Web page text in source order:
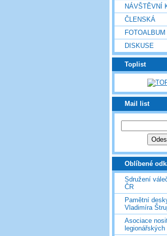
NÁVŠTĚVNÍ
ČLENSKÁ
FOTOALBUM
DISKUSE
Toplist
Mail list
Oblíbené
Sdružení
ČR
Pamětní
Vladimíra
Asociace
legionářských